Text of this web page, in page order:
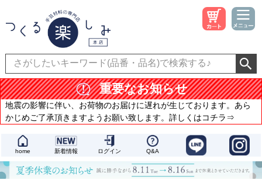
重要なお知らせ
地震の影響に伴い、お荷物のお届けに遅れが生じております。あら
かじめご了承頂きますようお願い致します。詳しくはコチラ⇒
home 新着情報 ログイン Q&A